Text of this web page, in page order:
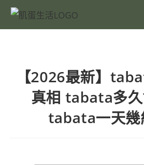
【2026最新】
真相 tabata多久
tabata一天幾